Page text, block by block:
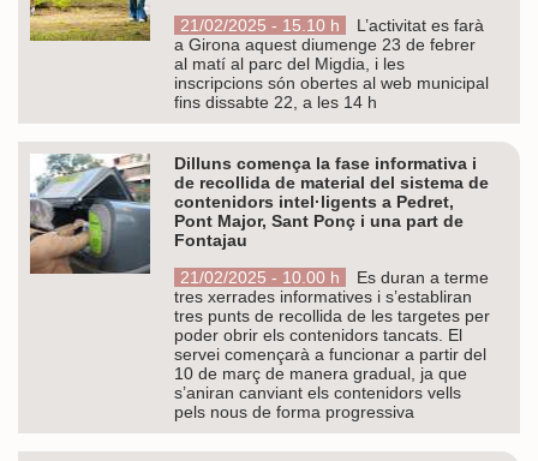
21/02/2025 - 15.10 h
L’activitat es farà
a Girona aquest diumenge 23 de febrer
al matí al parc del Migdia, i les
inscripcions són obertes al web municipal
fins dissabte 22, a les 14 h
Dilluns comença la fase informativa i
de recollida de material del sistema de
contenidors intel·ligents a Pedret,
Pont Major, Sant Ponç i una part de
Fontajau
21/02/2025 - 10.00 h
Es duran a terme
tres xerrades informatives i s’establiran
tres punts de recollida de les targetes per
poder obrir els contenidors tancats. El
servei començarà a funcionar a partir del
10 de març de manera gradual, ja que
s’aniran canviant els contenidors vells
pels nous de forma progressiva